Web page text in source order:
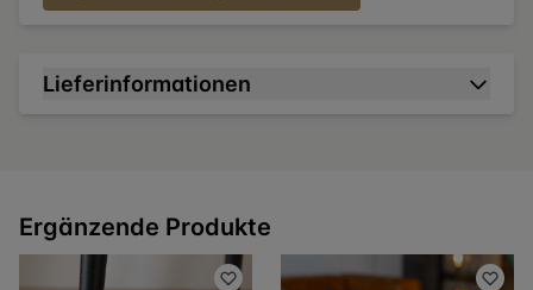
Lieferinformationen
Ergänzende Produkte